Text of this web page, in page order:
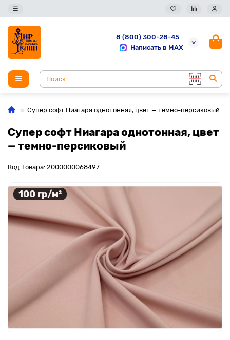
8 (800) 300-28-45
Написать в MAX
Супер софт Ниагара однотонная, цвет — темно-персиковый
Супер софт Ниагара однотонная, цвет
— темно-персиковый
Код Товара: 2000000068497
100 гр/м²